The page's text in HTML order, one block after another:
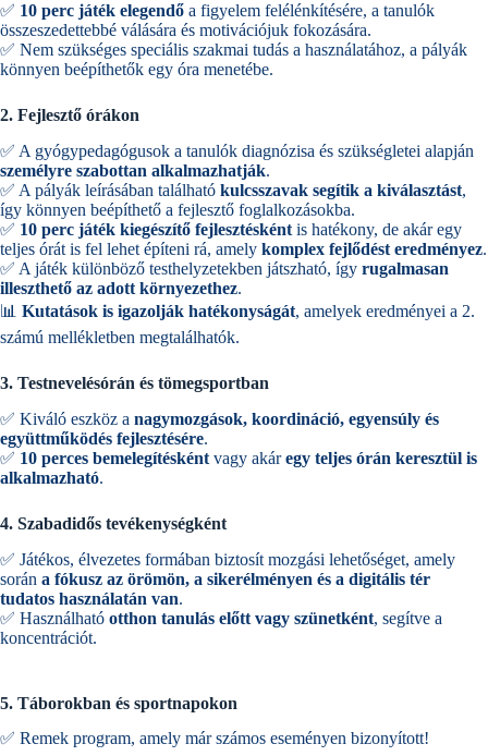
✅ 10 perc játék elegendő a figyelem felélénkítésére, a tanulók
összeszedettebbé válására és motivációjuk fokozására.
✅ Nem szükséges speciális szakmai tudás a használatához, a pályák
könnyen beépíthetők egy óra menetébe.
2. Fejlesztő órákon
✅ A gyógypedagógusok a tanulók diagnózisa és szükségletei alapján
személyre szabottan alkalmazhatják.
✅ A pályák leírásában található kulcsszavak segítik a kiválasztást,
így könnyen beépíthető a fejlesztő foglalkozásokba.
✅ 10 perc játék kiegészítő fejlesztésként is hatékony, de akár egy
teljes órát is fel lehet építeni rá, amely komplex fejlődést eredményez.
✅ A játék különböző testhelyzetekben játszható, így rugalmasan
illeszthető az adott környezethez.
📊 Kutatások is igazolják hatékonyságát, amelyek eredményei a 2.
számú mellékletben megtalálhatók.
3. Testnevelésórán és tömegsportban
✅ Kiváló eszköz a nagymozgások, koordináció, egyensúly és
együttműködés fejlesztésére.
✅ 10 perces bemelegítésként vagy akáregy teljes órán keresztül is
alkalmazható.
4. Szabadidős tevékenységként
✅ Játékos, élvezetes formában biztosít mozgási lehetőséget, amely
során a fókusz az örömön, a sikerélményen és a digitális tér
tudatos használatán van.
✅ Használható otthon tanulás előtt vagy szünetként, segítve a
koncentrációt.
5. Táborokban és sportnapokon
✅ Remek program, amely már számos eseményen bizonyított!